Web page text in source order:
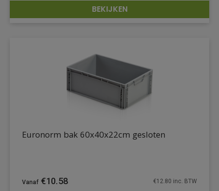
DETAILS
BEKIJKEN
Euronorm bak 60x40x22cm gesloten
€10.58 €12.80 inc. BTW